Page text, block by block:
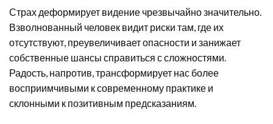
Страх деформирует видение чрезвычайно значительно.
Взволнованный человек видит риски там, где их
отсутствуют, преувеличивает опасности и занижает
собственные шансы справиться с сложностями.
Радость, напротив, трансформирует нас более
восприимчивыми к современному практике и
склонными к позитивным предсказаниям.